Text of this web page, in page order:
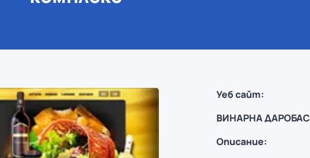
Уеб сайт:
ВИНАРНА ДАРОБАС
Описание: